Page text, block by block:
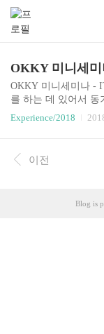
OKKY 미니세미나 -
를 하는 데 있어서 동
주 참여하려고 하는
아한형제들 이종립
10년 그리고 3개월
며 살아왔던 그의 깊
을 요약해서 아래에
Experience/2018
이전
Blog is